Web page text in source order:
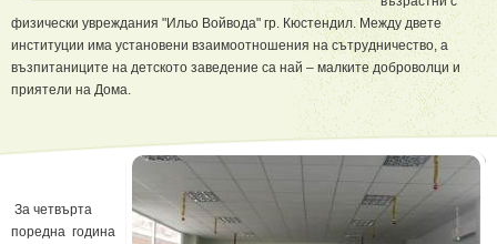
физически увреждания "Ильо Войвода" гр. Кюстендил. Между двете
институции има установени взаимоотношения на сътрудничество, а
възпитаниците на детското заведение са най – малките доброволци и
приятели на Дома.
За четвърта
поредна година